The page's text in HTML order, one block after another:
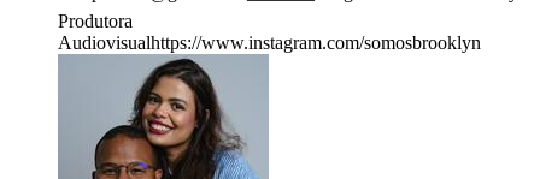
Produtora
Audiovisualhttps://www.instagram.com/somosbrooklyn